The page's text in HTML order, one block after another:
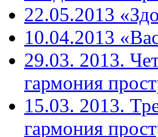
22.05.2013
10.04.2013
29.03. 2013.
гармония
15.03. 2013.
гармония